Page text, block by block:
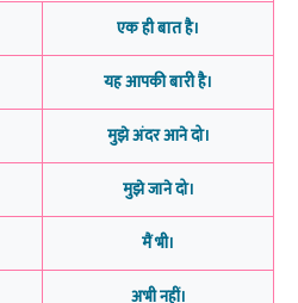
एक ही बात है।
यह आपकी बारी है।
मुझे अंदर आने दो।
मुझे जाने दो।
मैं भी।
अभी नहीं।